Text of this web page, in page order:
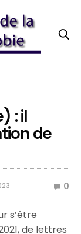
: il
de
0
s’être
de lettres